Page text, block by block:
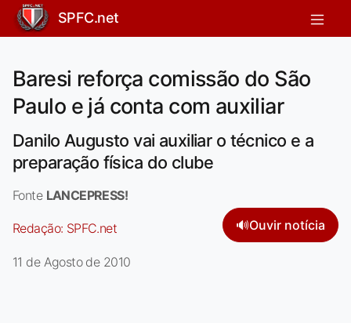
SPFC.net
Baresi reforça comissão do São
Paulo e já conta com auxiliar
Danilo Augusto vai auxiliar o técnico e a
preparação física do clube
Fonte LANCEPRESS!
Redação: SPFC.net 🔊Ouvir notícia
11 de Agosto de 2010